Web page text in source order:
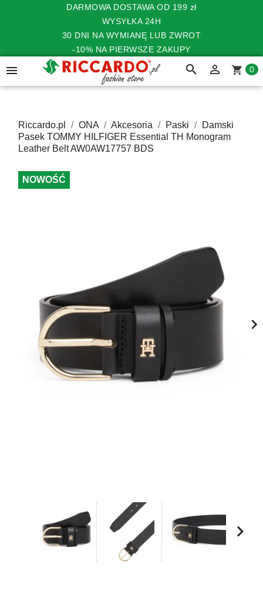
DARMOWA DOSTAWA OD 199 zł
WYSYŁKA 24H
30 DNI NA WYMIANĘ LUB ZWROT
-10% NA PIERWSZE ZAKUPY
 search  shopping_cart 0
Riccardo.pl ONA Akcesoria Paski
Damski
Pasek TOMMY HILFIGER Essential TH Monogram
Leather Belt AW0AW17757 BDS
NOWOŚĆ
